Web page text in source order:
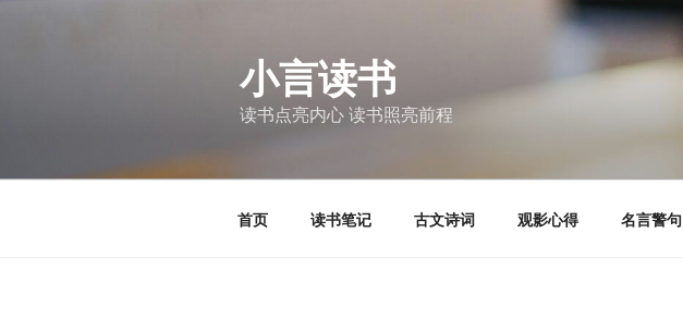
小言读书
读书点亮内心 读书照亮前程
首页 读书笔记 古文诗词 观影心得 名言警句